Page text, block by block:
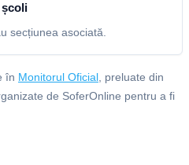
școli
secțiunea asociată.
în Monitorul Oficial , preluate din
de SoferOnline pentru a fi